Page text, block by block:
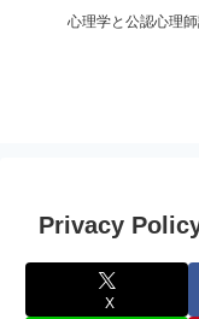
心理学と公認心理
Privacy
X